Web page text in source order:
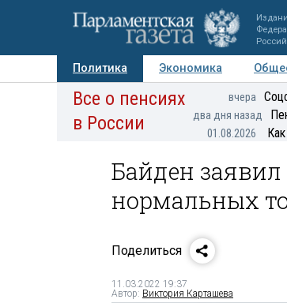
Политика Экономика
Авторы Персоны Мнения
Все о пенсиях
в России
вчера
два дня назад
01.08.2026
Байден
нормальных
Поделиться
11.03.2022 19:37
Автор: Виктория Карташева